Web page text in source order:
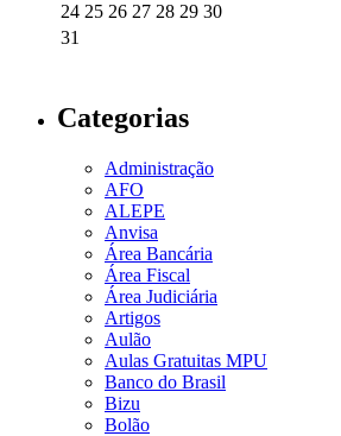
24 25 26 27 28 29 30
31
Categorias
Administração
AFO
ALEPE
Anvisa
Área Bancária
Área Fiscal
Área Judiciária
Artigos
Aulão
Aulas Gratuitas MPU
Banco do Brasil
Bizu
Bolão